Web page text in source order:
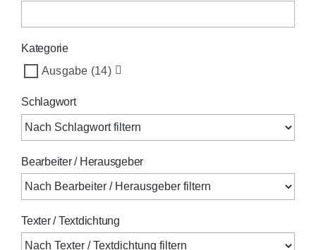
Kategorie
Ausgabe (14)
Schlagwort
Bearbeiter / Herausgeber
Texter / Textdichtung